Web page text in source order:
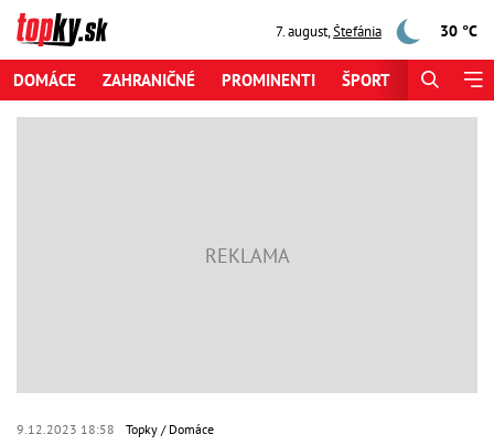
7. august,Štefánia 30 °C
DOMÁCE ZAHRANIČNÉ PROMINENTI ŠPORT
9.12.2023 18:58 Topky Domáce